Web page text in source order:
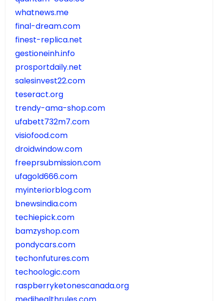
whatnews.me
final-dream.com
finest-replica.net
gestioneinh.info
prosportdaily.net
salesinvest22.com
teseract.org
trendy-ama-shop.com
ufabett732m7.com
visiofood.com
droidwindow.com
freeprsubmission.com
ufagold666.com
myinteriorblog.com
bnewsindia.com
techiepick.com
bamzyshop.com
pondycars.com
techonfutures.com
techoologic.com
raspberryketonescanada.org